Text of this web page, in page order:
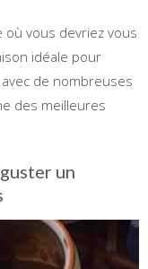
où vous devriez vous
idéale pour
de nombreuses
des meilleures
un